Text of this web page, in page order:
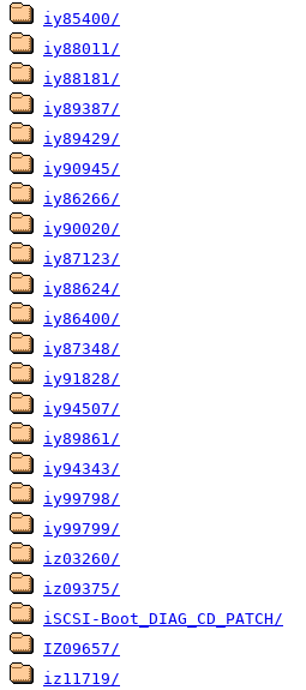
iy85400/
iy88011/
iy88181/
iy89387/
iy89429/
iy90945/
iy86266/
iy90020/
iy87123/
iy88624/
iy86400/
iy87348/
iy91828/
iy94507/
iy89861/
iy94343/
iy99798/
iy99799/
iz03260/
iz09375/
iSCSI-Boot_DIAG_CD_PATCH/
IZ09657/
iz11719/